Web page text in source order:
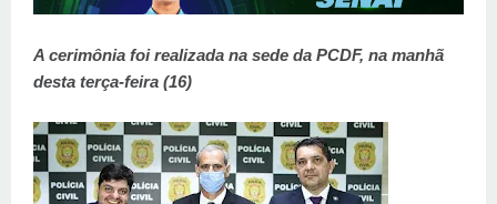
A cerimônia foi realizada na sede da PCDF, na manhã
desta terça-feira (16)